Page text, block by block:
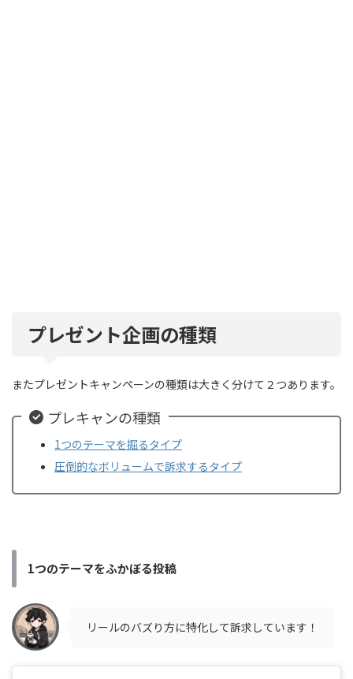
プレゼント企画の種類
またプレゼントキャンペーンの種類は大きく分けて２つあります。
プレキャンの種類
1つのテーマを掘るタイプ
圧倒的なボリュームで訴求するタイプ
1つのテーマをふかぼる投稿
リールのバズり方に特化して訴求しています！